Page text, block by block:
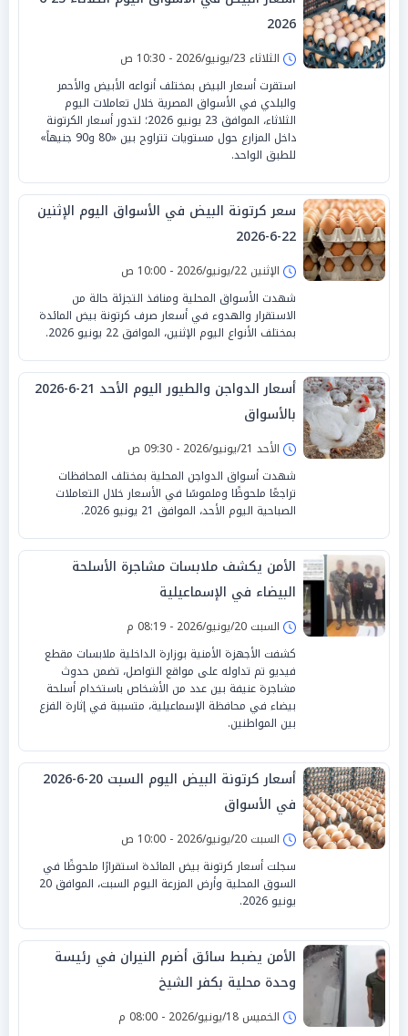
2026
الثلاثاء 23/يونيو/2026 - 10:30 ص
استقرت أسعار البيض بمختلف أنواعه الأبيض والأحمر
والبلدي في الأسواق المصرية خلال تعاملات اليوم
الثلاثاء، الموافق 23 يونيو 2026؛ لتدور أسعار الكرتونة
داخل المزارع حول مستويات تتراوح بين «80 و90 جنيهاً»
للطبق الواحد.
سعر كرتونة البيض في الأسواق اليوم الإثنين
22-6-2026
الإثنين 22/يونيو/2026 - 10:00 ص
شهدت الأسواق المحلية ومنافذ التجزئة حالة من
الاستقرار والهدوء في أسعار صرف كرتونة بيض المائدة
بمختلف الأنواع اليوم الإثنين، الموافق 22 يونيو 2026.
أسعار الدواجن والطيور اليوم الأحد 21-6-2026
بالأسواق
الأحد 21/يونيو/2026 - 09:30 ص
شهدت أسواق الدواجن المحلية بمختلف المحافظات
تراجعًا ملحوظًا وملموسًا في الأسعار خلال التعاملات
الصباحية اليوم الأحد، الموافق 21 يونيو 2026.
الأمن يكشف ملابسات مشاجرة الأسلحة
البيضاء في الإسماعيلية
السبت 20/يونيو/2026 - 08:19 م
كشفت الأجهزة الأمنية بوزارة الداخلية ملابسات مقطع
فيديو تم تداوله على مواقع التواصل، تضمن حدوث
مشاجرة عنيفة بين عدد من الأشخاص باستخدام أسلحة
بيضاء في محافظة الإسماعيلية، متسببة في إثارة الفزع
بين المواطنين.
أسعار كرتونة البيض اليوم السبت 20-6-2026
في الأسواق
السبت 20/يونيو/2026 - 10:00 ص
سجلت أسعار كرتونة بيض المائدة استقرارًا ملحوظًا في
السوق المحلية وأرض المزرعة اليوم السبت، الموافق 20
يونيو 2026.
الأمن يضبط سائق أضرم النيران في رئيسة
وحدة محلية بكفر الشيخ
الخميس 18/يونيو/2026 - 08:00 م